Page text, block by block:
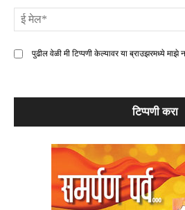
पुढील वेळी मी टिप्पणी केल्यावर या ब्राउझरमध्ये